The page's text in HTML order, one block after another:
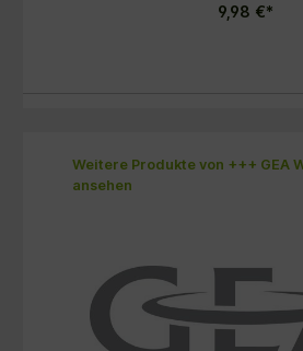
9,98 €*
Produktgalerie überspringen
Weitere Produkte von +++ GEA
ansehen